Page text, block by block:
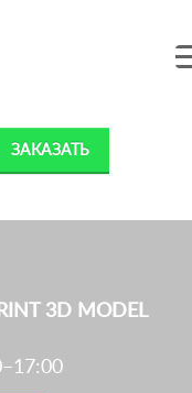
ЗАКАЗАТЬ
3D MODEL